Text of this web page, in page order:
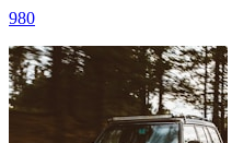
980